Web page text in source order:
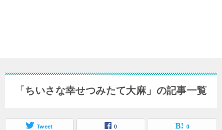
「ちいさな幸せつみたて大麻」の記事一覧
Tweet 0 0